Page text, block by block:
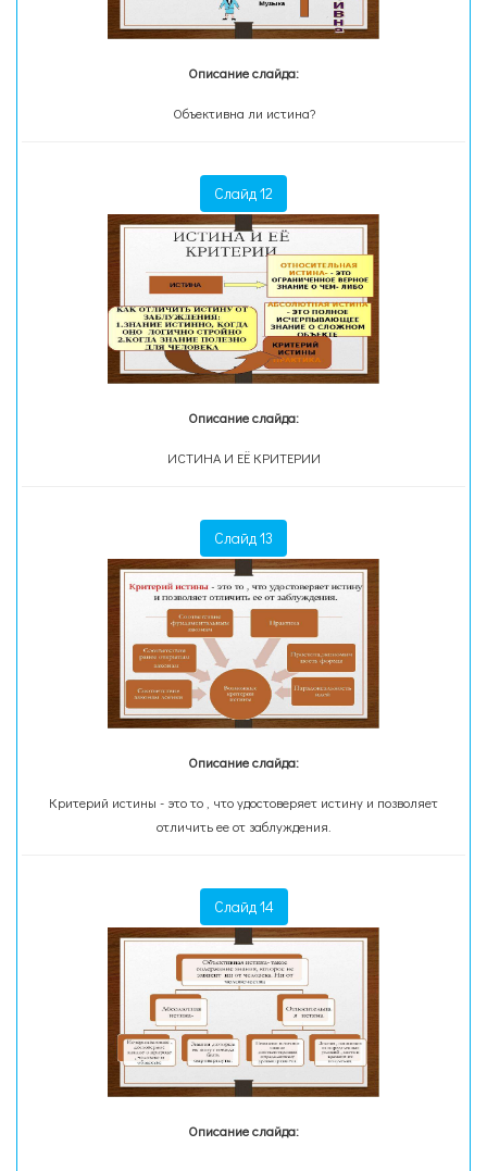
Описание слайда:
Объективна ли истина?
Слайд 12
Описание слайда:
ИСТИНА И ЕЁ КРИТЕРИИ
Слайд 13
Описание слайда:
Критерий истины - это то , что удостоверяет истину и позволяет
отличить ее от заблуждения.
Слайд 14
Описание слайда: